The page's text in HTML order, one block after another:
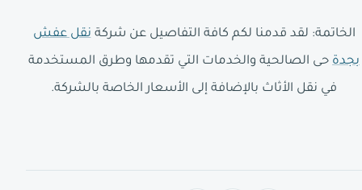
الخاتمة: لقد قدمنا لكم كافة التفاصيل عن شركةنقل عفش
بجدة حى الصالحية والخدمات التي تقدمها وطرق المستخدمة
في نقل الأثاث بالإضافة إلى الأسعار الخاصة بالشركة.